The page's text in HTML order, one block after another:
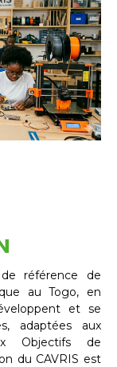
référence de
au Togo, en
et se
adaptées aux
Objectifs de
du CAVRIS est